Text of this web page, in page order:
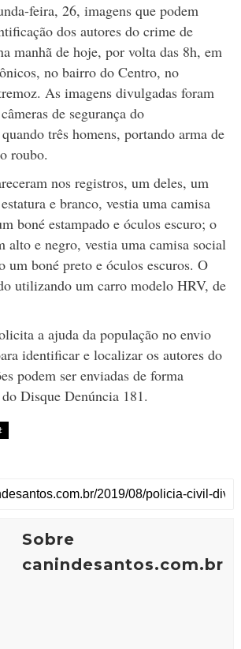
feira, 26, imagens que podem
dos autores do crime de
manhã de hoje, por volta das 8h, em
no bairro do Centro, no
As imagens divulgadas foram
de segurança do
três homens, portando arma de
roubo.
nos registros, um deles, um
e branco, vestia uma camisa
boné estampado e óculos escuro; o
alto e negro, vestia uma camisa social
um boné preto e óculos escuros. O
utilizando um carro modelo HRV, de
a ajuda da população no envio
identificar e localizar os autores do
podem ser enviadas de forma
Disque Denúncia 181.
Sobre
canindesantos.com.br